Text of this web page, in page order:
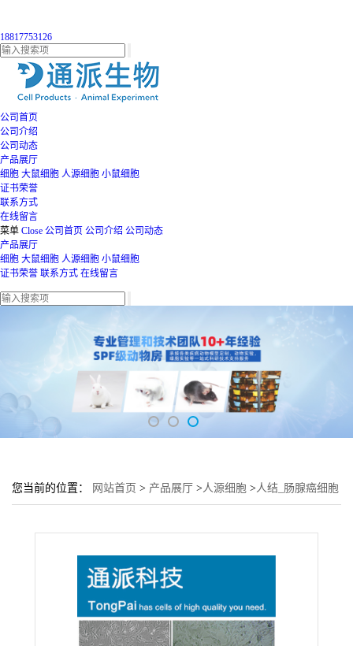
18817753126
公司首页
公司介绍
公司动态
产品展厅
细胞 大鼠细胞 人源细胞 小鼠细胞
证书荣誉
联系方式
在线留言
菜单 Close 公司首页 公司介绍 公司动态
产品展厅
细胞 大鼠细胞 人源细胞 小鼠细胞
证书荣誉 联系方式 在线留言
您当前的位置： 网站首页 > 产品展厅 >人源细胞 >人结_肠腺癌细胞